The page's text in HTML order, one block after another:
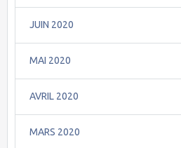
JUIN 2020
MAI 2020
AVRIL 2020
MARS 2020